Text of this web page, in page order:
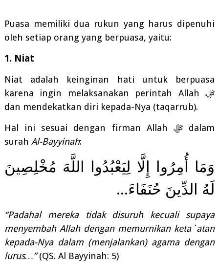
Puasa memiliki dua rukun yang harus dipenuhi
oleh setiap orang yang berpuasa, yaitu:
1. Niat
Niat adalah keinginan hati untuk berpuasa
karena ingin melaksanakan perintah Allahﷻ
dan mendekatkan diri kepada-Nya (taqarrub).
Hal ini sesuai dengan firman Allah ﷻ
dalam
surah Al-Bayyinah:
وَمَا أُمِرُوا إِلَّا لِيَعْبُدُوا اللَّهَ مُخْلِصِينَ
لَهُ الدِّينَ حُنَفَاءَ...
“Padahal mereka tidak disuruh kecuali supaya
menyembah Allah dengan memurnikan keta`atan
kepada-Nya dalam (menjalankan) agama dengan
lurus…”(QS. Al Bayyinah: 5)